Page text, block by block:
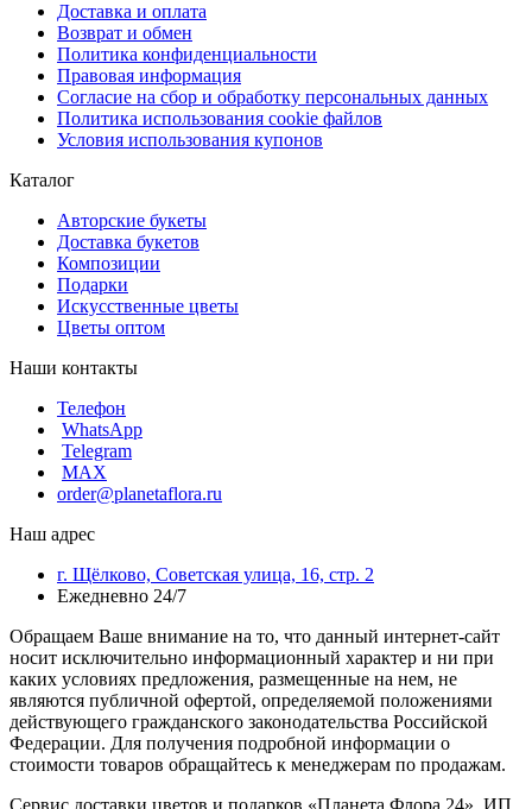
Доставка и оплата
Возврат и обмен
Политика конфиденциальности
Правовая информация
Согласие на сбор и обработку персональных данных
Политика использования cookie файлов
Условия использования купонов
Каталог
Авторские букеты
Доставка букетов
Композиции
Подарки
Искусственные цветы
Цветы оптом
Наши контакты
Телефон
WhatsApp
Telegram
MAX
order@planetaflora.ru
Наш адрес
г. Щёлково, Советская улица, 16, стр. 2
Ежедневно 24/7
Обращаем Ваше внимание на то, что данный интернет-сайт
носит исключительно информационный характер и ни при
каких условиях предложения, размещенные на нем, не
являются публичной офертой, определяемой положениями
действующего гражданского законодательства Российской
Федерации. Для получения подробной информации о
стоимости товаров обращайтесь к менеджерам по продажам.